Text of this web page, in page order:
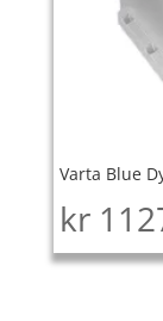
Varta Blue
kr